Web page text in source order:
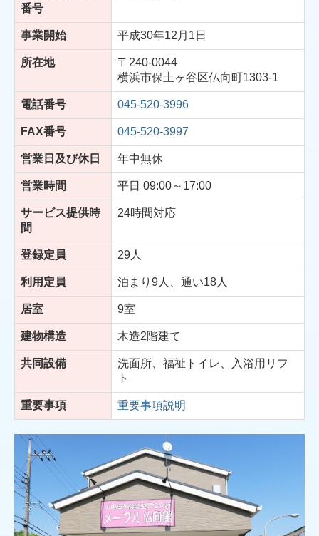
番号
事業開始 平成30年12月1日
所在地
〒240-0044
横浜市保土ヶ谷区仏向町1303-1
電話番号 045-520-3996
FAX番号 045-520-3997
営業日及び休日 年中無休
営業時間 平日 09:00～17:00
サービス提供時
間
24時間対応
登録定員 29人
利用定員 泊まり9人、通い18人
居室 9室
建物構造 木造2階建て
共同設備
洗面所、福祉トイレ、入浴用リフ
ト
重要事項 重要事項説明